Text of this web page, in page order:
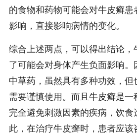
的食物和药物可能会对牛皮癣患
影响，直接影响病情的变化。
综合上述两点，可以得出结论，
了可能会对身体产生负面影响。
中草药，虽然具有多种功效，但
需要谨慎使用。而且牛皮癣是一
完全避免刺激因素的疾病，饮食
此，在治疗牛皮癣时，患者应该